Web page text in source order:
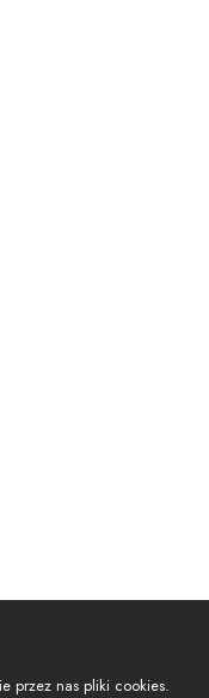
przez nas pliki cookies.